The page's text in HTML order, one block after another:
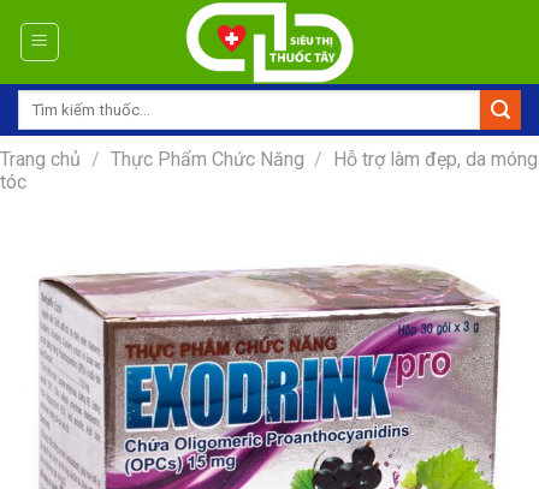
Tìm
Trang chủ / Thực Phẩm Chức Năng / Hỗ trợ làm đẹp, da móng
tóc